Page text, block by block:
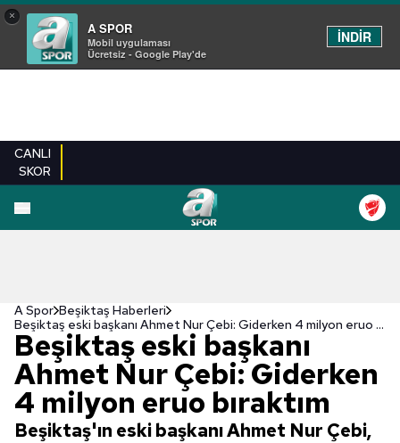
×
A SPOR
Mobil uygulaması
Ücretsiz - Google Play'de
İNDİR
CANLI
SKOR
A Spor Beşiktaş Haberleri
Beşiktaş eski başkanı Ahmet Nur Çebi: Giderken 4 milyon eruo bıraktım
Beşiktaş eski başkanı
Ahmet Nur Çebi: Giderken
4 milyon eruo bıraktım
Beşiktaş'ın eski başkanı Ahmet Nur Çebi,